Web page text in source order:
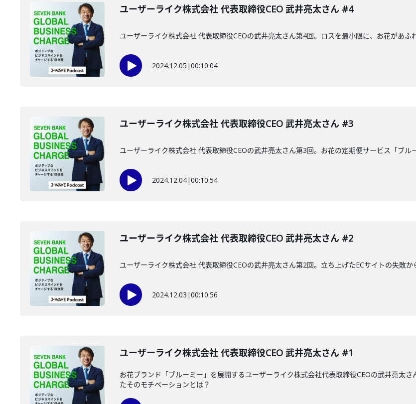
ユーザーライク株式会社 代表取締役CEO 武井亮太さん #4
ユーザーライク株式会社 代表取締役CEOの武井亮太さん第4回。ロスを最小限に、お花があふ
2024.12.05 |00:10:04
ユーザーライク株式会社 代表取締役CEO 武井亮太さん #3
ユーザーライク株式会社 代表取締役CEOの武井亮太さん第3回。お花の定期便サービス「ブ
2024.12.04|00:10:54
ユーザーライク株式会社 代表取締役CEO 武井亮太さん #2
ユーザーライク株式会社 代表取締役CEOの武井亮太さん第2回。立ち上げたECサイトの失敗
2024.12.03 |00:10:56
ユーザーライク株式会社 代表取締役CEO 武井亮太さん #1
お花ブランド「ブルーミー」を展開するユーザーライク株式会社代表取締役CEOの武井亮太
たそのモチベーションとは？